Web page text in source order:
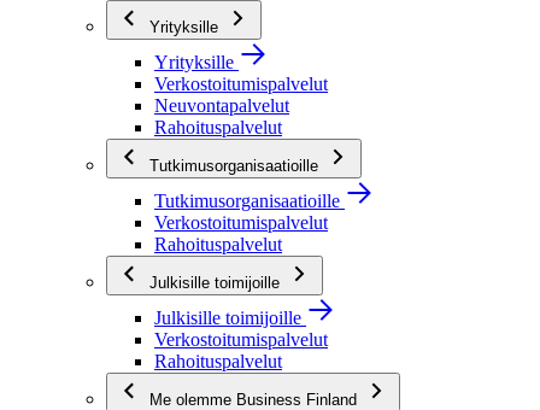
Yrityksille
Yrityksille
Verkostoitumispalvelut
Neuvontapalvelut
Rahoituspalvelut
Tutkimusorganisaatioille
Tutkimusorganisaatioille
Verkostoitumispalvelut
Rahoituspalvelut
Julkisille toimijoille
Julkisille toimijoille
Verkostoitumispalvelut
Rahoituspalvelut
Me olemme Business Finland